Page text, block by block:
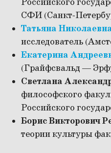
Российского
СФИ (Санкт-
Татьяна
исследователь
Екатерина
(Грайфсвальд —
Светлана
философского
Российского
Борис Викторович
теории культуры